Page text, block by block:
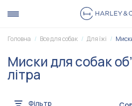
Головна Все для собак Для їжі
Миски для собак
літра
Фільтр